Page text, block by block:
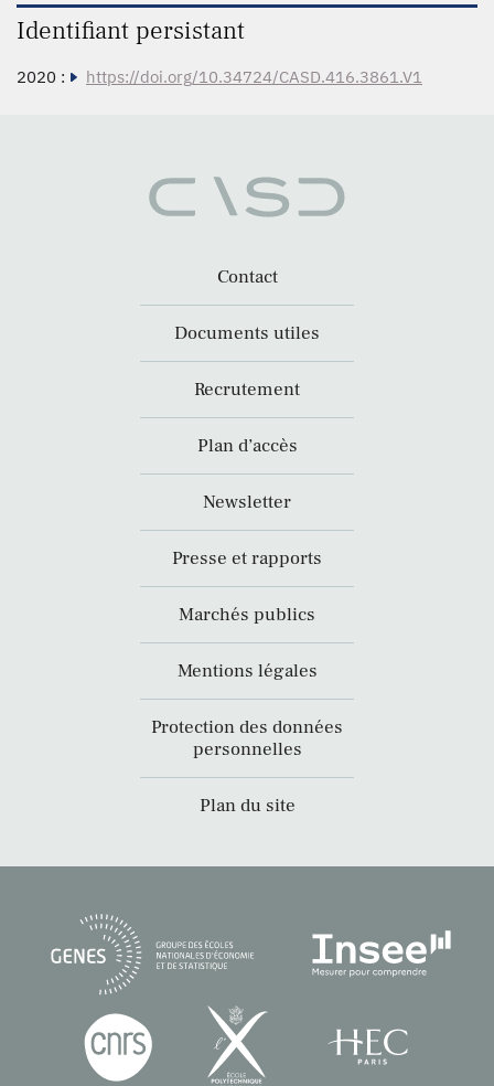
Identifiant persistant
2020 : https://doi.org/10.34724/CASD.416.3861.V1
Contact
Documents utiles
Recrutement
Plan d’accès
Newsletter
Presse et rapports
Marchés publics
Mentions légales
Protection des données
personnelles
Plan du site